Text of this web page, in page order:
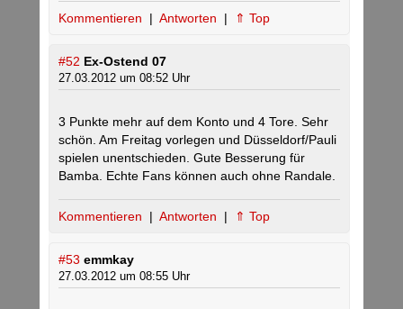
Kommentieren | Antworten | ⇑ Top
#52 Ex-Ostend 07
27.03.2012 um 08:52 Uhr
3 Punkte mehr auf dem Konto und 4 Tore. Sehr
schön. Am Freitag vorlegen und Düsseldorf/Pauli
spielen unentschieden. Gute Besserung für
Bamba. Echte Fans können auch ohne Randale.
Kommentieren | Antworten | ⇑ Top
#53 emmkay
27.03.2012 um 08:55 Uhr